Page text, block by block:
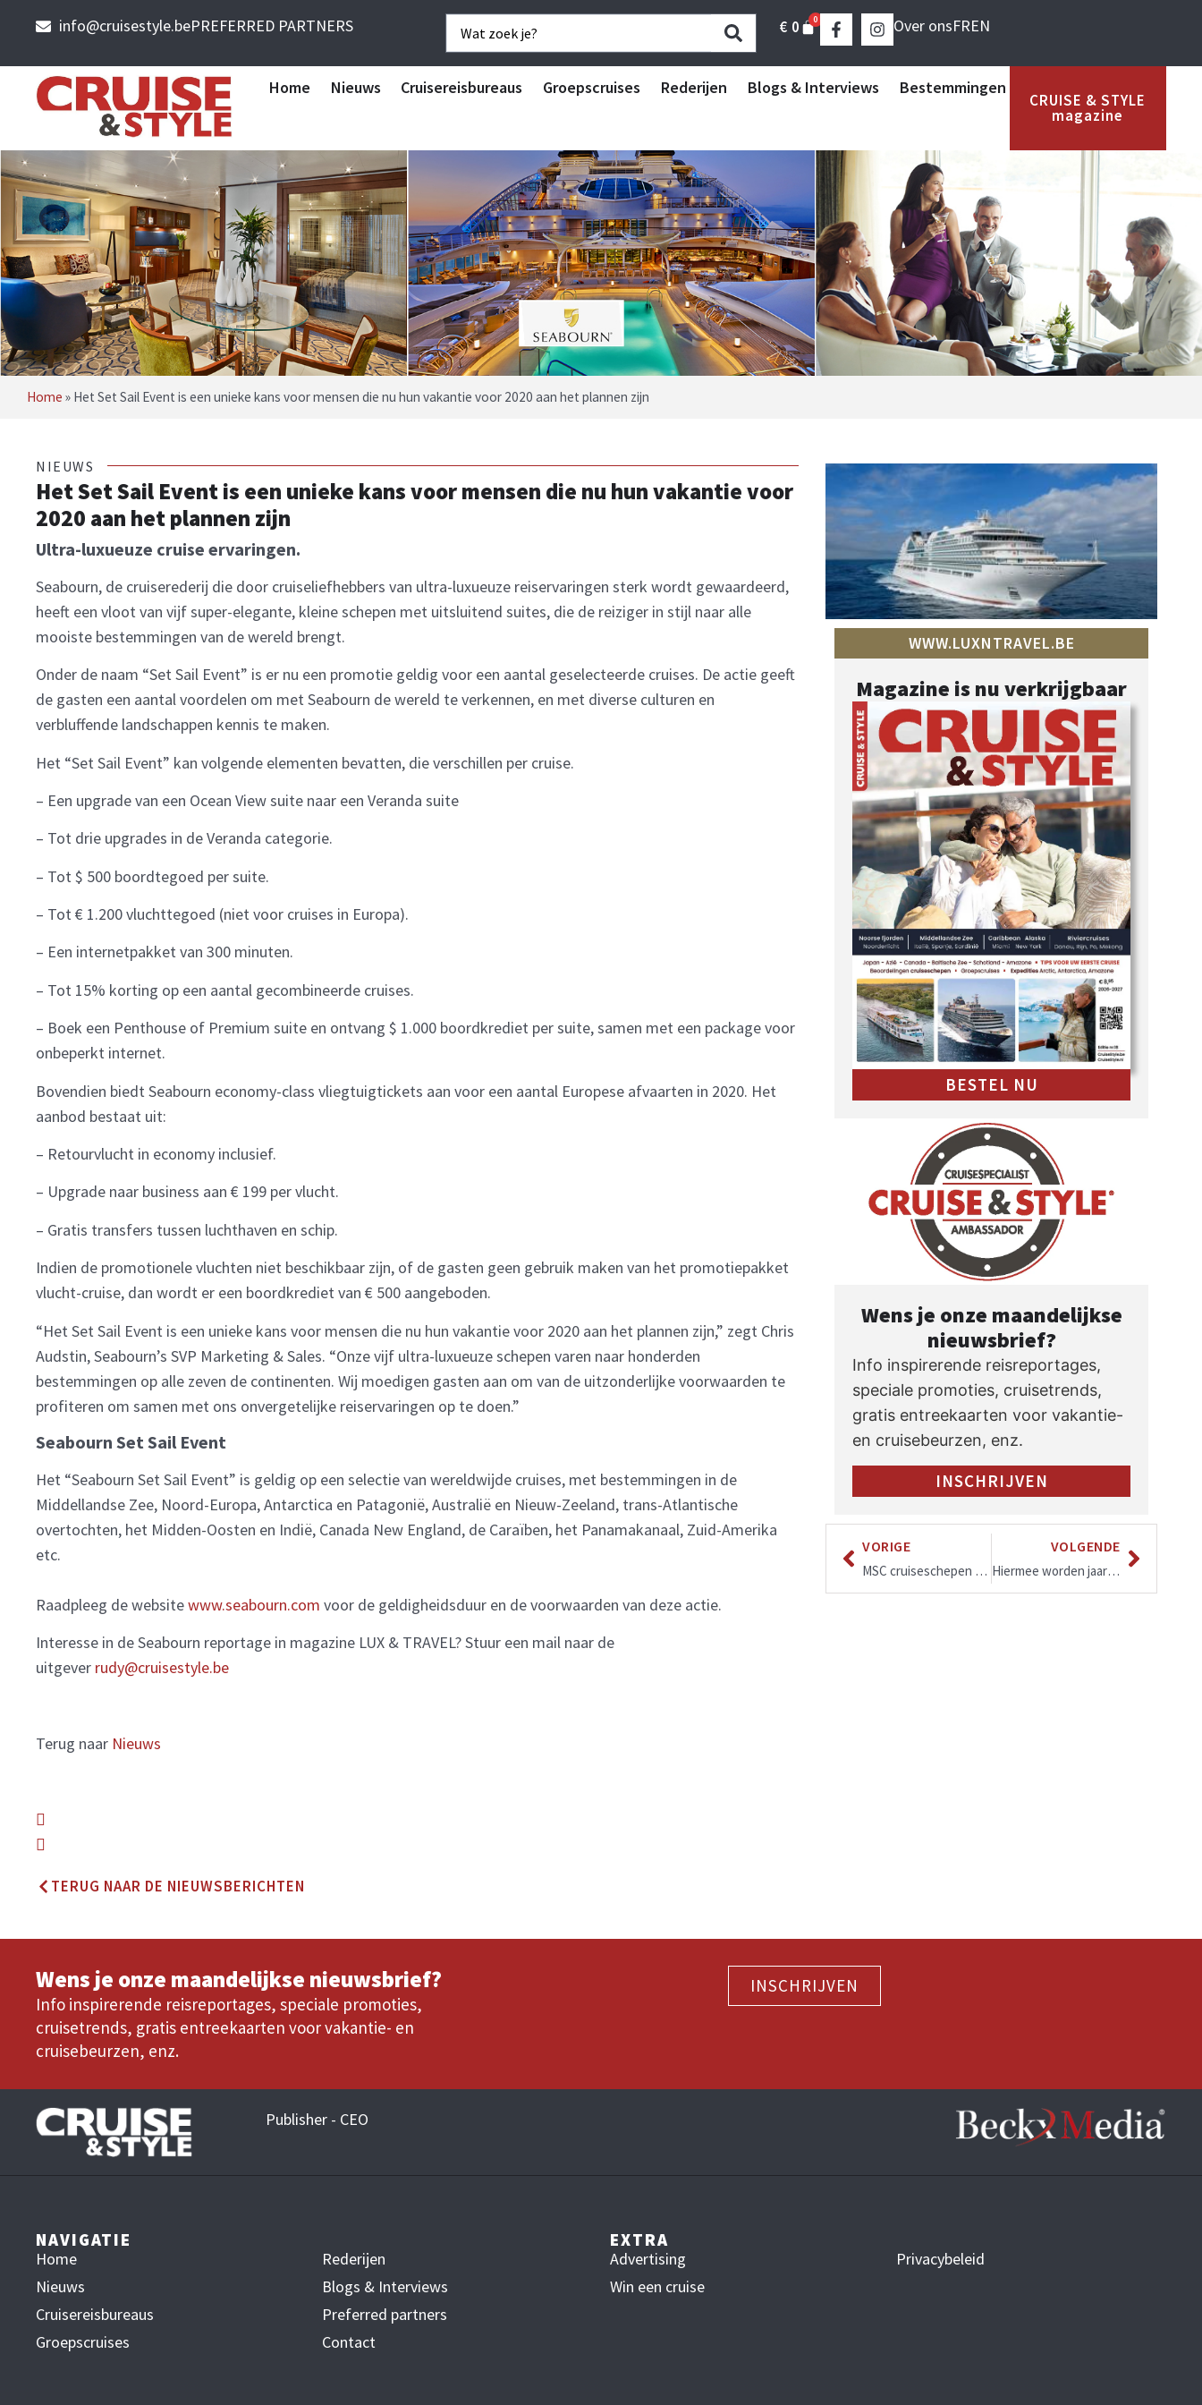
info@cruisestyle.bePREFERRED PARTNERS € 0 0 Over onsFREN
Home Nieuws Cruisereisbureaus Groepscruises Rederijen Blogs & Interviews Bestemmingen
CRUISE & STYLE
magazine
Home » Het Set Sail Event is een unieke kans voor mensen die nu hun vakantie voor 2020 aan het plannen zijn
NIEUWS
Het Set Sail Event is een unieke kans voor mensen die nu hun vakantie voor
2020 aan het plannen zijn
Ultra-luxueuze cruise ervaringen.
Seabourn, de cruiserederij die door cruiseliefhebbers van ultra-luxueuze reiservaringen sterk wordt gewaardeerd,
heeft een vloot van vijf super-elegante, kleine schepen met uitsluitend suites, die de reiziger in stijl naar alle
mooiste bestemmingen van de wereld brengt.
Onder de naam “Set Sail Event” is er nu een promotie geldig voor een aantal geselecteerde cruises. De actie geeft
de gasten een aantal voordelen om met Seabourn de wereld te verkennen, en met diverse culturen en
verbluffende landschappen kennis te maken.
Het “Set Sail Event” kan volgende elementen bevatten, die verschillen per cruise.
– Een upgrade van een Ocean View suite naar een Veranda suite
– Tot drie upgrades in de Veranda categorie.
– Tot $ 500 boordtegoed per suite.
– Tot € 1.200 vluchttegoed (niet voor cruises in Europa).
– Een internetpakket van 300 minuten.
– Tot 15% korting op een aantal gecombineerde cruises.
– Boek een Penthouse of Premium suite en ontvang $ 1.000 boordkrediet per suite, samen met een package voor
onbeperkt internet.
Bovendien biedt Seabourn economy-class vliegtuigtickets aan voor een aantal Europese afvaarten in 2020. Het
aanbod bestaat uit:
– Retourvlucht in economy inclusief.
– Upgrade naar business aan € 199 per vlucht.
– Gratis transfers tussen luchthaven en schip.
Indien de promotionele vluchten niet beschikbaar zijn, of de gasten geen gebruik maken van het promotiepakket
vlucht-cruise, dan wordt er een boordkrediet van € 500 aangeboden.
“Het Set Sail Event is een unieke kans voor mensen die nu hun vakantie voor 2020 aan het plannen zijn,” zegt Chris
Audstin, Seabourn’s SVP Marketing & Sales. “Onze vijf ultra-luxueuze schepen varen naar honderden
bestemmingen op alle zeven de continenten. Wij moedigen gasten aan om van de uitzonderlijke voorwaarden te
profiteren om samen met ons onvergetelijke reiservaringen op te doen.”
Seabourn Set Sail Event
Het “Seabourn Set Sail Event” is geldig op een selectie van wereldwijde cruises, met bestemmingen in de
Middellandse Zee, Noord-Europa, Antarctica en Patagonië, Australië en Nieuw-Zeeland, trans-Atlantische
overtochten, het Midden-Oosten en Indië, Canada New England, de Caraïben, het Panamakanaal, Zuid-Amerika
etc.
Raadpleeg de websitewww.seabourn.com voor de geldigheidsduur en de voorwaarden van deze actie.
Interesse in de Seabourn reportage in magazine LUX & TRAVEL? Stuur een mail naar de
uitgever rudy@cruisestyle.be
Terug naar Nieuws
TERUG NAAR DE NIEUWSBERICHTEN
WWW.LUXNTRAVEL.BE
Magazine is nu verkrijgbaar
BESTEL NU
Wens je onze maandelijkse
nieuwsbrief?
Info inspirerende reisreportages,
speciale promoties, cruisetrends,
gratis entreekaarten voor vakantie-
en cruisebeurzen, enz.
INSCHRIJVEN
VORIGE
MSC cruiseschepen met een Yacht Club
VOLGENDE
Hiermee worden jaarlijks bijna zes miljoen flessen bespaard
Wens je onze maandelijkse nieuwsbrief?
Info inspirerende reisreportages, speciale promoties,
cruisetrends, gratis entreekaarten voor vakantie- en
cruisebeurzen, enz.
INSCHRIJVEN
Publisher - CEO
NAVIGATIE
Home
Nieuws
Cruisereisbureaus
Groepscruises
Rederijen
Blogs & Interviews
Preferred partners
Contact
EXTRA
Advertising
Win een cruise
Privacybeleid